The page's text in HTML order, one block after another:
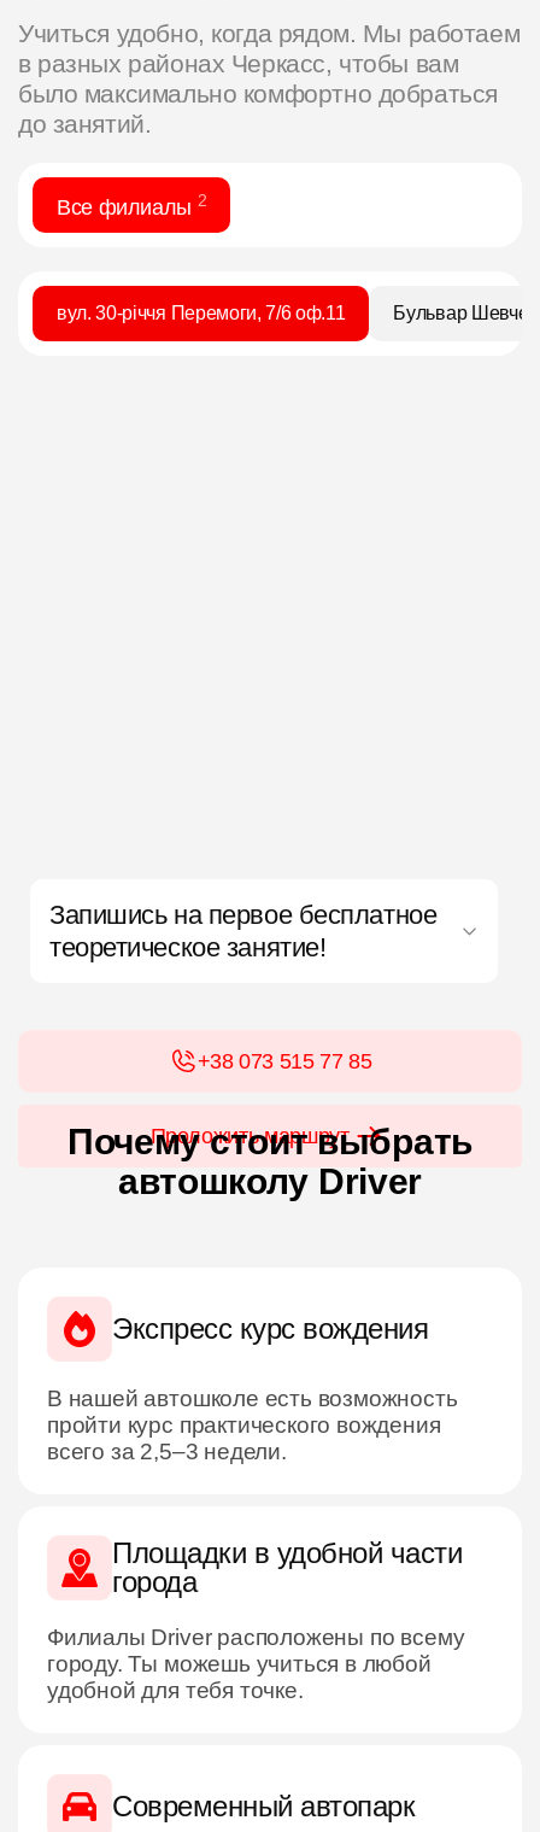
Учиться удобно, когда рядом. Мы работаем
в разных районах Черкасс, чтобы вам
было максимально комфортно добраться
до занятий.
Все филиалы 2
вул. 30-річчя Перемоги, 7/6 оф.11 Бульвар
Запишись на первое бесплатное
теоретическое занятие!
+38 073 515 77 85
Проложить маршрут
Почему стоит выбрать
автошколу Driver
Экспресс курс вождения
В нашей автошколе есть возможность
пройти курс практического вождения
всего за 2,5–3 недели.
Площадки в удобной части
города
Филиалы Driver расположены по всему
городу. Ты можешь учиться в любой
удобной для тебя точке.
Современный автопарк